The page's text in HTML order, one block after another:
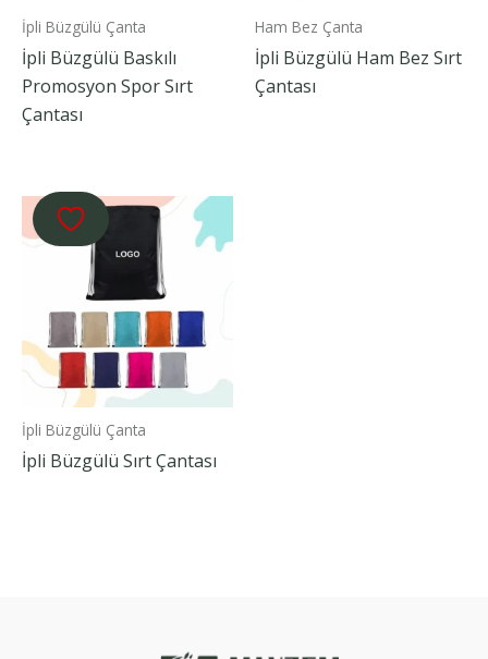
İpli Büzgülü Çanta
İpli Büzgülü Baskılı
Promosyon Spor Sırt
Çantası
Ham Bez Çanta
İpli Büzgülü Ham Bez Sırt
Çantası
İpli Büzgülü Çanta
İpli Büzgülü Sırt Çantası